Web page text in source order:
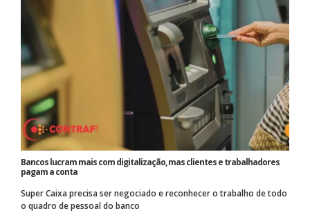
Bancos lucram mais com digitalização, mas clientes e trabalhadores
pagam a conta
Super Caixa precisa ser negociado e reconhecer o trabalho de todo
o quadro de pessoal do banco